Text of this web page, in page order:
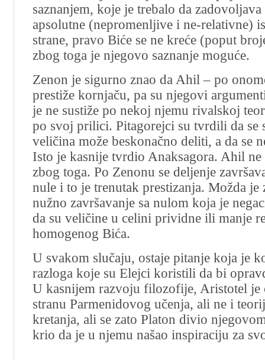
saznanjem, koje je trebalo da
apsolutne (nepromenljive i ne-relativne)
strane, pravo Biće se ne kreće (poput
zbog toga je njegovo saznanje moguće.
Zenon je sigurno znao da Ahil – po
prestiže kornjaču, pa su njegovi
je ne sustiže po nekoj njemu rivalskoj
po svoj prilici. Pitagorejci su tvrdili da se
veličina može beskonačno deliti, a da se
Isto je kasnije tvrdio Anaksagora. Ahil
zbog toga. Po Zenonu se deljenje
nule i to je trenutak prestizanja. Možda je
nužno završavanje sa nulom koja je
da su veličine u celini prividne ili manje
homogenog Bića.
U svakom slučaju, ostaje pitanje koja je
razloga koje su Elejci koristili da bi
U kasnijem razvoju filozofije, Aristotel je
stranu Parmenidovog učenja, ali ne i
kretanja, ali se zato Platon divio
krio da je u njemu našao inspiraciju za